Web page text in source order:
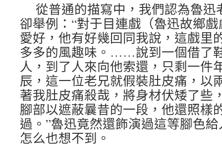
從普通的描寫中，我們認為魯迅
卻舉例：“對于目連戲（魯迅故鄉
愛好，他有好幾回同我說，這戲里
多多的風趣味。……說到一個借了
人，到了人來向他索還，只剩一件
辰，這一位老兄就假裝肚皮痛，以
著我肚皮痛殺哉，將身材伏矮了些
腳部以遮蔽曩昔的一段，他還照樣
過。”魯迅竟然還飾演過這等腳色
怎么也想不到。